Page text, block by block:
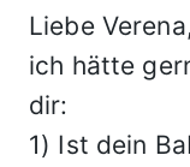
Liebe
ich hätte
dir:
1) Ist dein